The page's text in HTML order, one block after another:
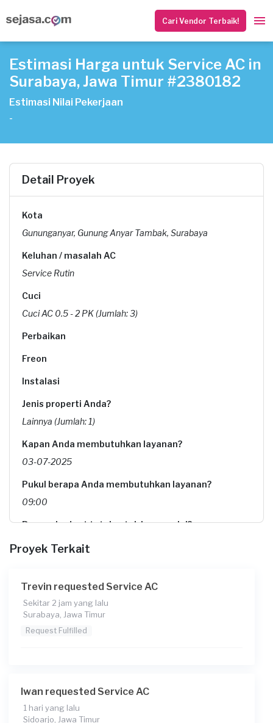
Cari Vendor Terbaik!
Estimasi Harga untuk Service AC in
Surabaya, Jawa Timur #2380182
Estimasi Nilai Pekerjaan
-
Detail Proyek
Kota
Gununganyar, Gunung Anyar Tambak, Surabaya
Keluhan / masalah AC
Service Rutin
Cuci
Cuci AC 0.5 - 2 PK (Jumlah: 3)
Perbaikan
Freon
Instalasi
Jenis properti Anda?
Lainnya (Jumlah: 1)
Kapan Anda membutuhkan layanan?
03-07-2025
Pukul berapa Anda membutuhkan layanan?
09:00
Berapa budget total untuk layanan ini?
Rp225.000 + Rp11.000 (biaya layanan)
Proyek Terkait
Trevin requested Service AC
Sekitar 2 jam yang lalu
Surabaya, Jawa Timur
Request Fulfilled
Iwan requested Service AC
1 hari yang lalu
Sidoarjo, Jawa Timur